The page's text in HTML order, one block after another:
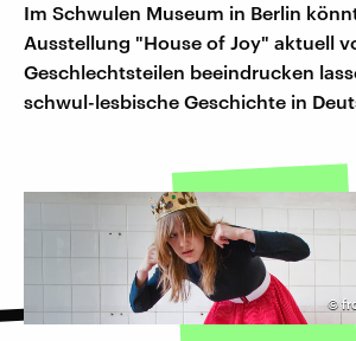
Im Schwulen Museum in Berlin
Ausstellung "House of Joy" aktuell
Geschlechtsteilen beeindrucken
schwul-lesbische Geschichte in
©